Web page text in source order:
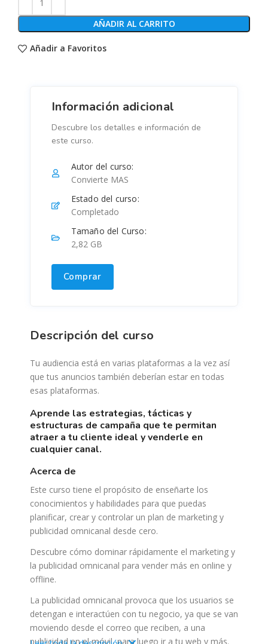
AÑADIR AL CARRITO
Añadir a Favoritos
Descripción del curso
Tu audiencia está en varias plataformas a la vez así
que tus anuncios también deberían estar en todas
esas plataformas.
aprende las estrategias, tácticas y
estructuras de campaña que te permitan
atraer a tu cliente ideal y venderle en
cualquier canal.
acerca de
Este curso tiene el propósito de enseñarte los
conocimientos y habilidades para que puedas
planificar, crear y controlar un plan de marketing y
publicidad omnicanal desde cero.
Descubre cómo dominar rápidamente el marketing y
la publicidad omnicanal para vender más en online y
offline.
La publicidad omnicanal provoca que los usuarios se
detengan e interactúen con tu negocio, ya que se van
moviendo desde el correo que reciben, a una
publicidad en el móvil, para luego ir a tu web y más.
Información adicional
Descubre los detalles e información de
este curso.
Autor del curso:
Convierte MAS
Estado del curso:
Completado
Tamaño del Curso:
2,82 GB
Comprar